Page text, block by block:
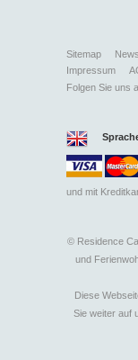
Sitemap
Impressum
Folgen Sie uns
und mit
©Residence
und
Diese
Sie weiter auf